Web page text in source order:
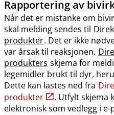
Rapportering av
Når det er mistanke om
skal melding sendes til
produkter. Det er ikke
var årsak til reaksjonen.
produkters skjema for
legemidler brukt til dyr,
Dette kan lastes ned fra
produkter
. Utfylt skjema
elektronisk som vedlegg i